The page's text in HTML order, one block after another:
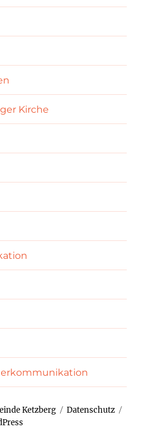
Kirche
Ketzberg
Datenschutz